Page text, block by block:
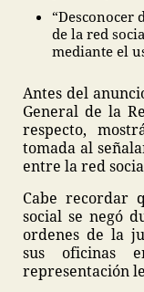
“Desconocer
de la red
mediante el
Antes del
General de la
respecto,
tomada al
entre la red
Cabe recordar
social se negó
ordenes de la
sus oficinas
representación